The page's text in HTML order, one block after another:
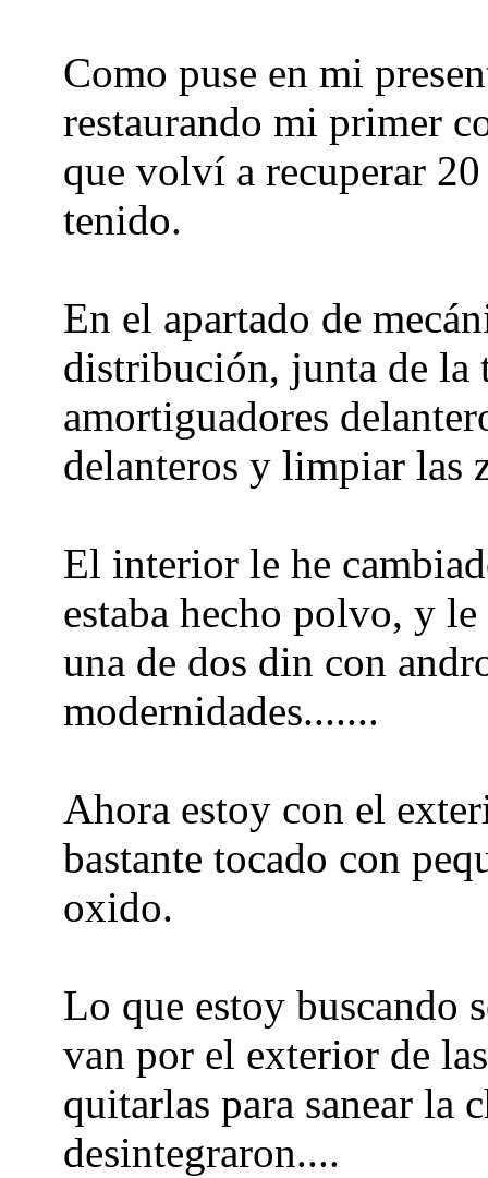
Como puse en mi
restaurando mi primer
que volví a recuperar
tenido.
En el apartado de
distribución, junta de la
amortiguadores
delanteros y limpiar las
El interior le he
estaba hecho polvo, y
una de dos din con
modernidades.......
Ahora estoy con el
bastante tocado con
oxido.
Lo que estoy buscando
van por el exterior de
quitarlas para sanear la
desintegraron....